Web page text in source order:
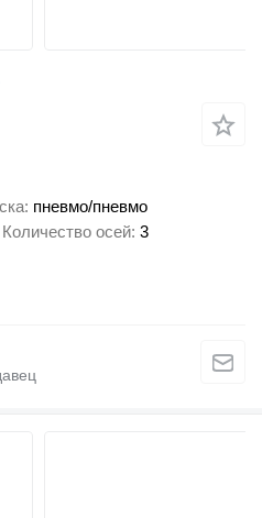
пневмо/пневмо
Количество осей 3